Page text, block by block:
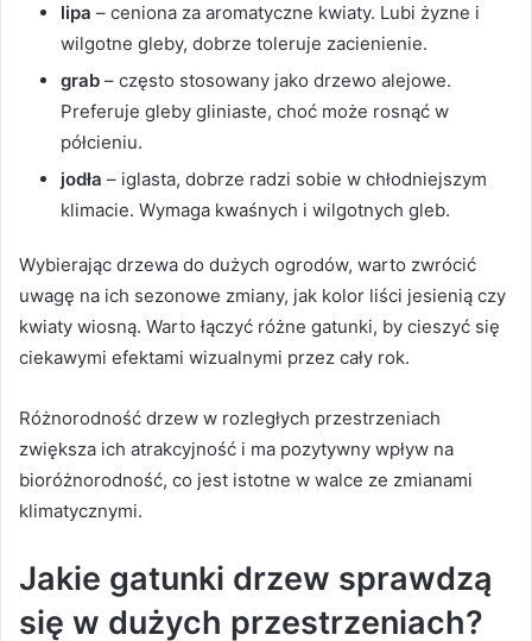
lipa – ceniona za aromatyczne kwiaty. Lubi żyzne i
wilgotne gleby, dobrze toleruje zacienienie.
grab – często stosowany jako drzewo alejowe.
Preferuje gleby gliniaste, choć może rosnąć w
półcieniu.
jodła – iglasta, dobrze radzi sobie w chłodniejszym
klimacie. Wymaga kwaśnych i wilgotnych gleb.
Wybierając drzewa do dużych ogrodów, warto zwrócić
uwagę na ich sezonowe zmiany, jak kolor liści jesienią czy
kwiaty wiosną. Warto łączyć różne gatunki, by cieszyć się
ciekawymi efektami wizualnymi przez cały rok.
Różnorodność drzew w rozległych przestrzeniach
zwiększa ich atrakcyjność i ma pozytywny wpływ na
bioróżnorodność, co jest istotne w walce ze zmianami
klimatycznymi.
Jakie gatunki drzew sprawdzą
się w dużych przestrzeniach?